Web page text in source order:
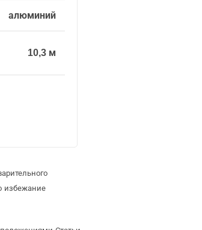
алюминий
10,3 м
избежание